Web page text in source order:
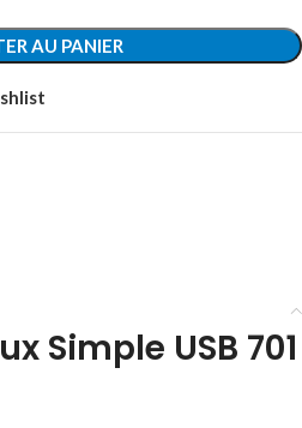
AU PANIER
Simple USB 701